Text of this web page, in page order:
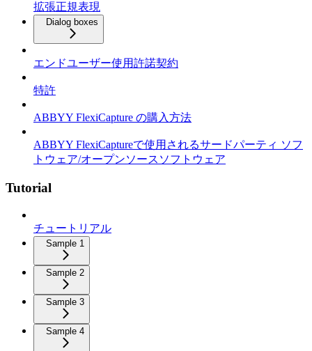
拡張正規表現
Dialog boxes
エンドユーザー使用許諾契約
特許
ABBYY FlexiCapture の購入方法
ABBYY FlexiCaptureで使用されるサードパーティ ソフ
トウェア/オープンソースソフトウェア
Tutorial
チュートリアル
Sample 1
Sample 2
Sample 3
Sample 4